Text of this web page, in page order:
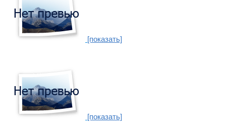
[показать]
[показать]